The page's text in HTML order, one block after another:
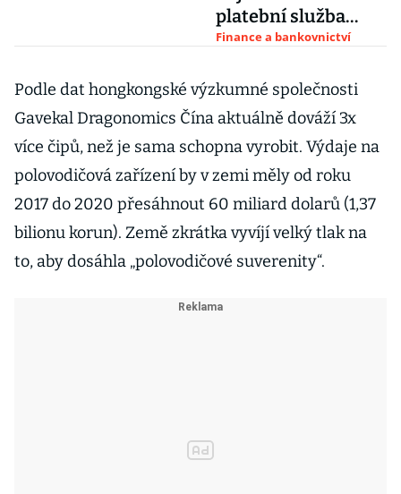
platební služba
Alipay
Finance a bankovnictví
Podle dat hongkongské výzkumné společnosti
Gavekal Dragonomics Čína aktuálně dováží 3x
více čipů, než je sama schopna vyrobit. Výdaje na
polovodičová zařízení by v zemi měly od roku
2017 do 2020 přesáhnout 60 miliard dolarů (1,37
bilionu korun). Země zkrátka vyvíjí velký tlak na
to, aby dosáhla „polovodičové suverenity“.